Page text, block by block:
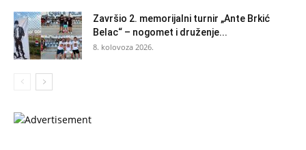
Završio 2. memorijalni turnir „Ante Brkić
Belac“ – nogomet i druženje...
8. kolovoza 2026.